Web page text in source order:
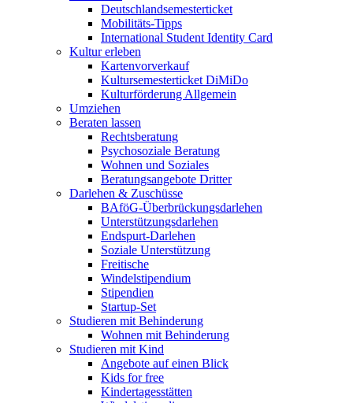
Deutschlandsemesterticket
Mobilitäts-Tipps
International Student Identity Card
Kultur erleben
Kartenvorverkauf
Kultursemesterticket DiMiDo
Kulturförderung Allgemein
Umziehen
Beraten lassen
Rechtsberatung
Psychosoziale Beratung
Wohnen und Soziales
Beratungsangebote Dritter
Darlehen & Zuschüsse
BAföG-Überbrückungsdarlehen
Unterstützungsdarlehen
Endspurt-Darlehen
Soziale Unterstützung
Freitische
Windelstipendium
Stipendien
Startup-Set
Studieren mit Behinderung
Wohnen mit Behinderung
Studieren mit Kind
Angebote auf einen Blick
Kids for free
Kindertagesstätten